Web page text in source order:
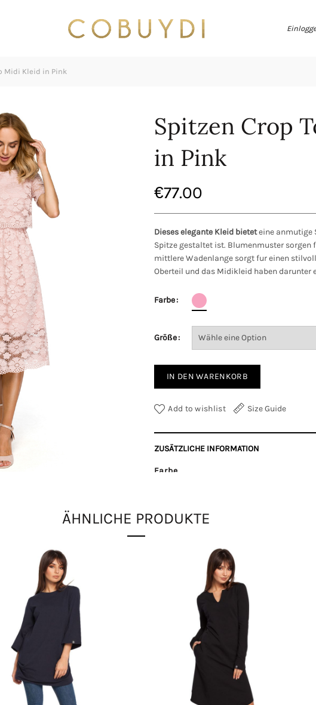
Midi Kleid in Pink
Spitzen Crop
in Pink
€77.00
Dieses elegante Kleid bieteteine anmutige
Spitze gestaltet ist. Blumenmuster sorgen
mittlere Wadenlange sorgt fur einen
Oberteil und das Midikleid haben darunter
Farbe
Größe
IN DEN WARENKORB
Add to wishlist Size Guide
ZUSÄTZLICHE INFORMATION
Farbe
ÄHNLICHE PRODUKTE